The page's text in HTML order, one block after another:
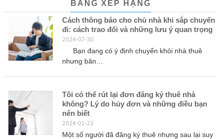
BẢNG XẾP HẠNG
Cách thông báo cho chủ nhà khi sắp chuyển
đi: cách trao đổi và những lưu ý quan trọng
2024-07-30
Bạn đang có ý định chuyển khỏi nhà thuê
nhưng băn…
Tôi có thể rút lại đơn đăng ký thuê nhà
không? Lý do hủy đơn và những điều bạn
nên biết
2024-01-22
Một số người đã đăng ký thuê nhưng sau lại suy